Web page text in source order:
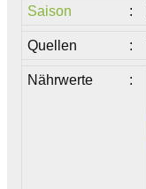
Saison :
Quellen :
Nährwerte :